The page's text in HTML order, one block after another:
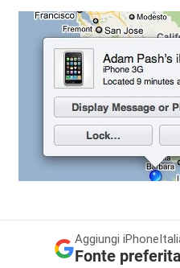
Aggiungi
Fonte